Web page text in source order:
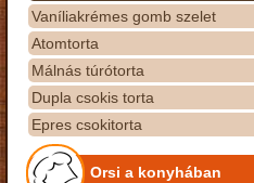
Vaníliakrémes gomb szelet
Atomtorta
Málnás túrótorta
Dupla csokis torta
Epres csokitorta
Orsi a konyhában